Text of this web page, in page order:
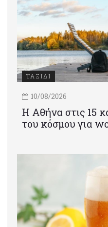
ΤΑΞΙΔΙ
10/08/2026
Η Αθήνα στις 15
του κόσμου για